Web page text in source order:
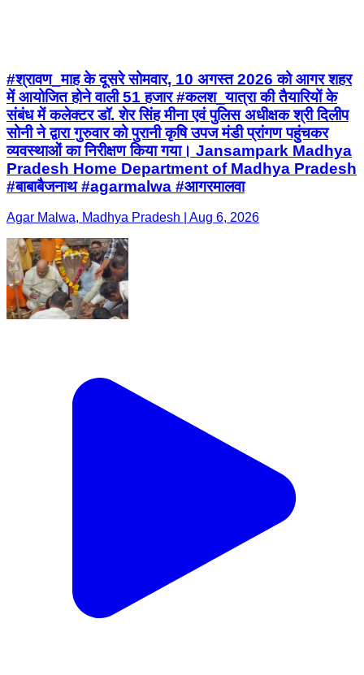
#श्रावण_माह के दूसरे सोमवार, 10 अगस्त 2026 को आगर शहर
में आयोजित होने वाली 51 हजार #कलश_यात्रा की तैयारियों के
संबंध में कलेक्टर डॉ. शेर सिंह मीना एवं पुलिस अधीक्षक श्री दिलीप
सोनी ने द्वारा गुरुवार को पुरानी कृषि उपज मंडी प्रांगण पहुंचकर
व्यवस्थाओं का निरीक्षण किया गया। Jansampark Madhya
Pradesh Home Department of Madhya Pradesh
#बाबाबैजनाथ #agarmalwa #आगरमालवा
Agar Malwa, Madhya Pradesh | Aug 6, 2026